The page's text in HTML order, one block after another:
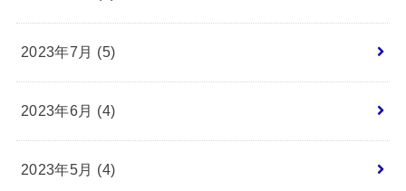
2023年7月 (5)
2023年6月 (4)
2023年5月 (4)